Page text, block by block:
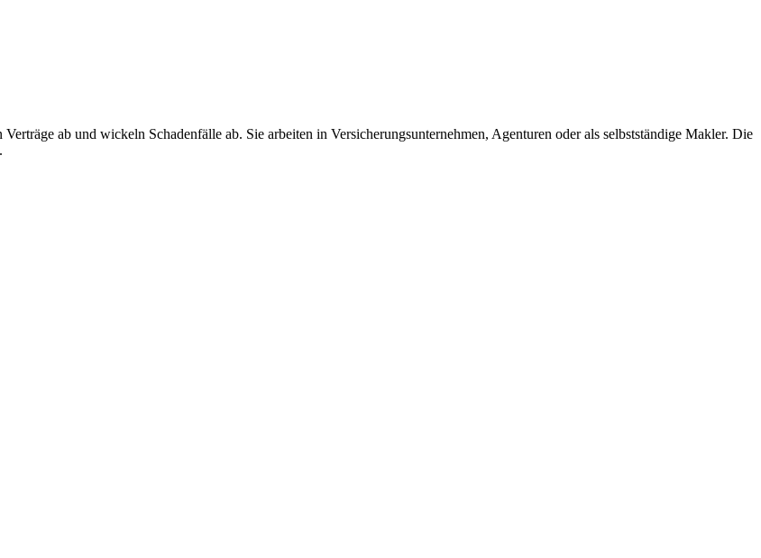
ab und wickeln Schadenfälle ab. Sie arbeiten in Versicherungsunternehmen, Agenturen oder als selbstständige Makler. Die